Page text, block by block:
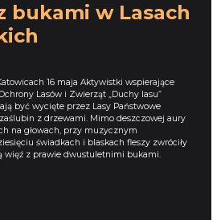
bukami w Lasach
16 maja Aktywistki wspierające
Lasów i Zwierząt „Duchy lasu”
być wycięte przez Lasy Państwowe
z drzewami. Mimo deszczowej aury
na głowach, przy muzycznym
świadkach i blaskach fleszy zwróciły
więź z prawie dwustuletnimi bukami.